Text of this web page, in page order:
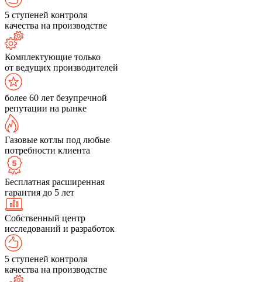
5 ступеней контроля
качества на производстве
Комплектующие только
от ведущих производителей
более 60 лет безупречной
репутации на рынке
Газовые котлы под любые
потребности клиента
Бесплатная расширенная
гарантия до 5 лет
Собственный центр
исследований и разработок
5 ступеней контроля
качества на производстве